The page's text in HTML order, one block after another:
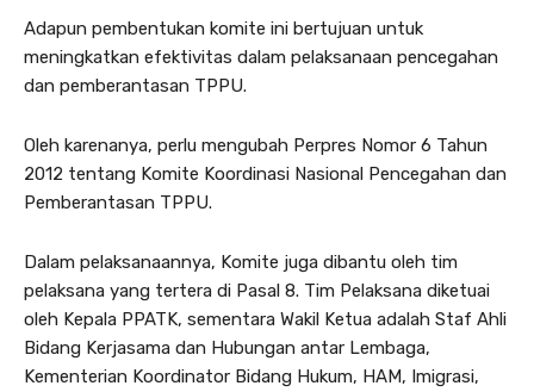
Adapun pembentukan komite ini bertujuan untuk
meningkatkan efektivitas dalam pelaksanaan pencegahan
dan pemberantasan TPPU.
Oleh karenanya, perlu mengubah Perpres Nomor 6 Tahun
2012 tentang Komite Koordinasi Nasional Pencegahan dan
Pemberantasan TPPU.
Dalam pelaksanaannya, Komite juga dibantu oleh tim
pelaksana yang tertera di Pasal 8. Tim Pelaksana diketuai
oleh Kepala PPATK, sementara Wakil Ketua adalah Staf Ahli
Bidang Kerjasama dan Hubungan antar Lembaga,
Kementerian Koordinator Bidang Hukum, HAM, Imigrasi,